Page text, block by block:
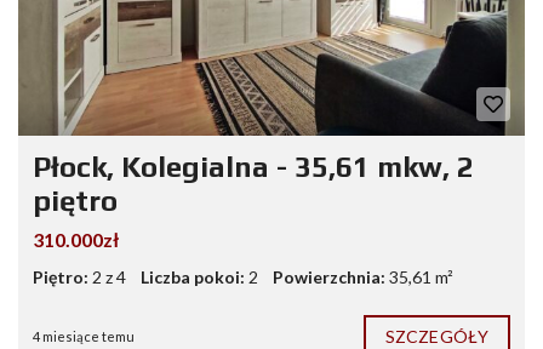
Płock, Kolegialna - 35,61 mkw, 2
piętro
310.000zł
Piętro: 2 z 4 Liczba pokoi: 2 Powierzchnia: 35,61 m²
4 miesiące temu SZCZEGÓŁY